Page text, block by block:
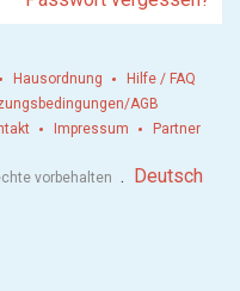
Hausordnung
Hilfe / FAQ
AGB
Impressum Partner
vorbehalten . Deutsch